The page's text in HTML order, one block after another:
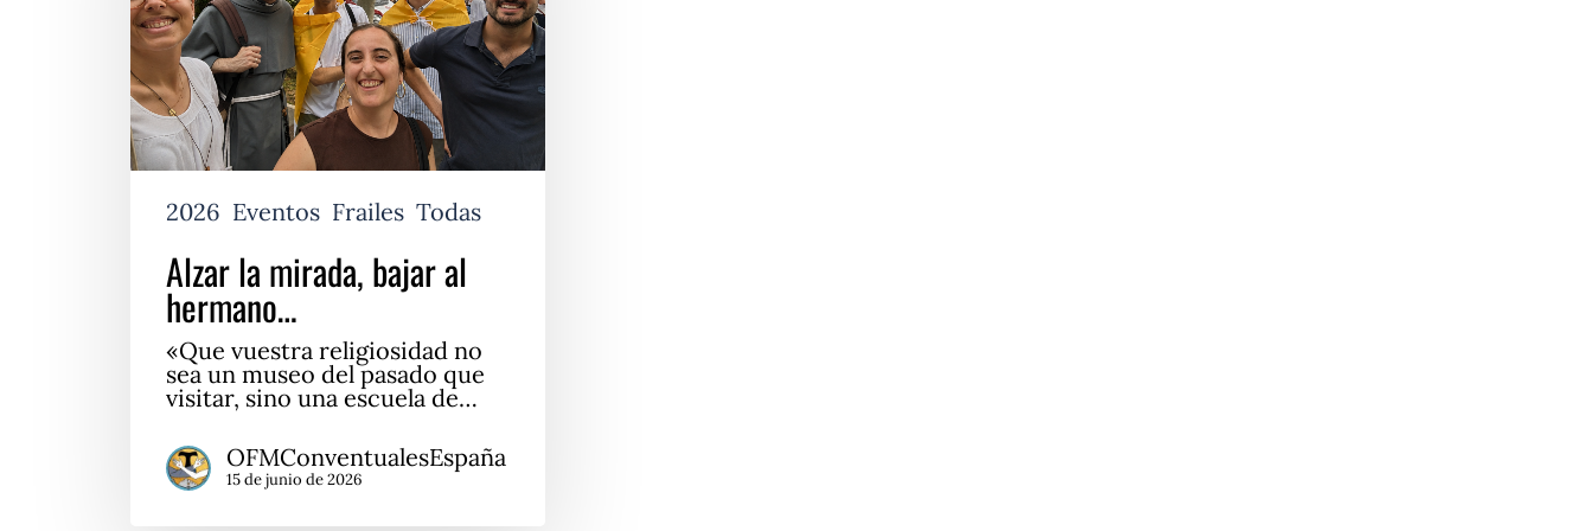
2026 Eventos Frailes Todas
Alzar la mirada, bajar al
hermano…
«Que vuestra religiosidad no
sea un museo del pasado que
visitar, sino una escuela de…
OFMConventualesEspaña
15 de junio de 2026